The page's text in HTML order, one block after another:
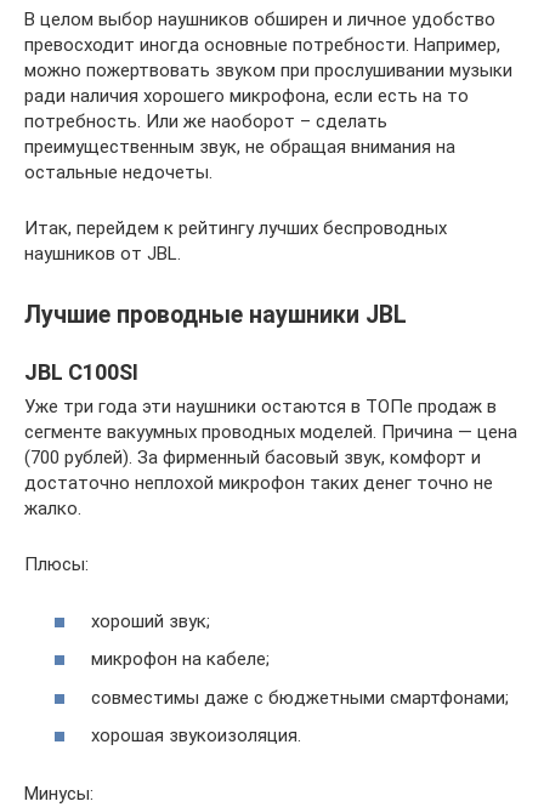
В целом выбор наушников обширен и личное удобство
превосходит иногда основные потребности. Например,
можно пожертвовать звуком при прослушивании музыки
ради наличия хорошего микрофона, если есть на то
потребность. Или же наоборот – сделать
преимущественным звук, не обращая внимания на
остальные недочеты.
Итак, перейдем к рейтингу лучших беспроводных
наушников от JBL.
Лучшие проводные наушники JBL
JBL C100SI
Уже три года эти наушники остаются в ТОПе продаж в
сегменте вакуумных проводных моделей. Причина — цена
(700 рублей). За фирменный басовый звук, комфорт и
достаточно неплохой микрофон таких денег точно не
жалко.
Плюсы:
хороший звук;
микрофон на кабеле;
совместимы даже с бюджетными смартфонами;
хорошая звукоизоляция.
Минусы: